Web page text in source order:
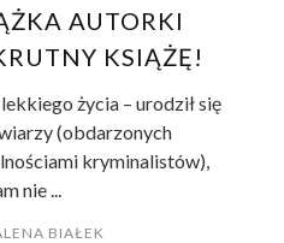
AUTORKI
KSIĄŻĘ!
życia – urodził się
(obdarzonych
kryminalistów),
nie ...
BIAŁEK